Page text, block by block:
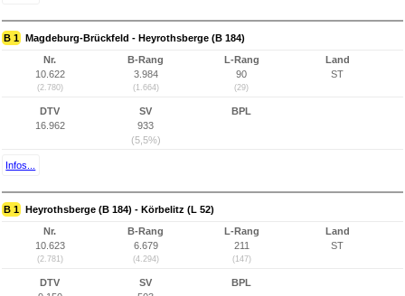
B 1 Magdeburg-Brückfeld - Heyrothsberge (B 184)
Nr.
10.622
(2.780)
B-Rang
3.984
(1.664)
L-Rang
90
(29)
Land
ST
DTV
16.962
SV
933
(5,5%)
BPL
Infos...
B 1 Heyrothsberge (B 184) - Körbelitz (L 52)
Nr.
10.623
(2.781)
B-Rang
6.679
(4.294)
L-Rang
211
(147)
Land
ST
DTV
SV
BPL